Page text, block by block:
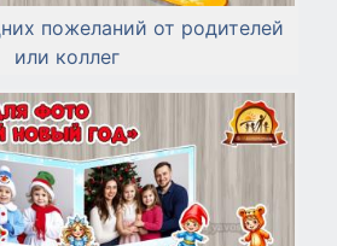
пожеланий от родителей
или коллег